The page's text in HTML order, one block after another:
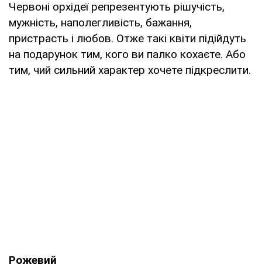
Червоні орхідеї репрезентують рішучість,
мужність, наполегливість, бажання,
пристрасть і любов. Отже такі квіти підійдуть
на подарунок тим, кого ви палко кохаєте. Або
тим, чий сильний характер хочете підкреслити.
Рожевий